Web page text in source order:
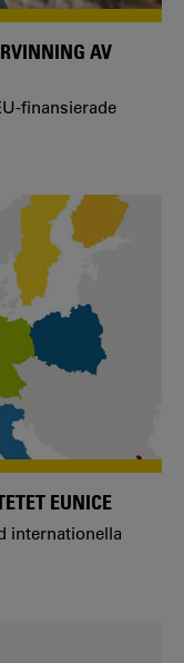
AV
finansierade
EUNICE
internationella